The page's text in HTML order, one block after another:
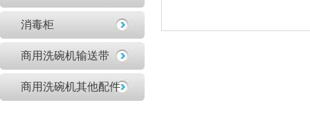
高效稳定且具潜力的创业选择：洗碗机
全自动洗碗机：清洗新革命，降本增效
商用洗碗机开机关机操作流程及不合适洗那些餐具
亚钛洗碗机参展第三十三届上海国际酒店及餐饮业博览会
学校食堂采购洗碗机的必要性分析
消毒柜
商用洗碗机输送带
商用洗碗机其他配件